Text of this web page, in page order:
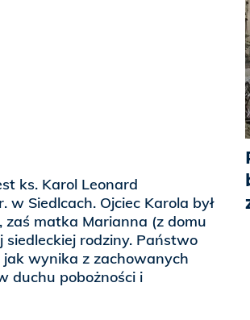
ks. Karol Leonard
Siedlcach. Ojciec Karola był
zaś matka Marianna (z domu
siedleckiej rodziny. Państwo
jak wynika z zachowanych
duchu pobożności i